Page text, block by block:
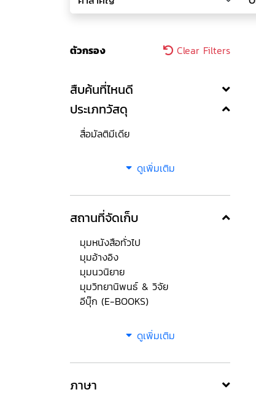
ตัวกรอง Clear Filters
สืบค้นที่ไหนดี
ประเภทวัสดุ
สื่อมัลติมีเดีย
ดูเพิ่มเติม
สถานที่จัดเก็บ
มุมหนังสือทั่วไป
มุมอ้างอิง
มุมนวนิยาย
มุมวิทยานิพนธ์ & วิจัย
อีบุ๊ก (E-BOOKS)
ดูเพิ่มเติม
ภาษา